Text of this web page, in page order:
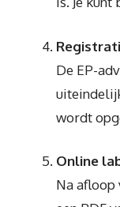
De EP-
wordt
Online
Na